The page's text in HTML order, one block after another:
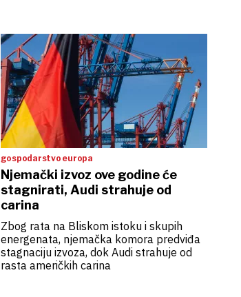
gospodarstvo europa
Njemački izvoz ove godine će
stagnirati, Audi strahuje od
carina
Zbog rata na Bliskom istoku i skupih
energenata, njemačka komora predviđa
stagnaciju izvoza, dok Audi strahuje od
rasta američkih carina